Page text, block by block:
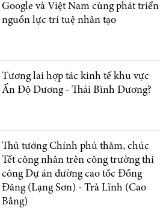
Google và Việt Nam cùng phát triển
nguồn lực trí tuệ nhân tạo
Tương lai hợp tác kinh tế khu vực
Ấn Độ Dương - Thái Bình Dương?
Thủ tướng Chính phủ thăm, chúc
Tết công nhân trên công trường thi
công Dự án đường cao tốc Đồng
Đăng (Lạng Sơn) - Trà Lĩnh (Cao
Bằng)